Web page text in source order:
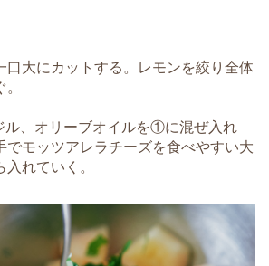
大にカットする。レモンを絞り全体
、オリーブオイルを①に混ぜ入れ
でモッツアレラチーズを食べやすい大
れていく。